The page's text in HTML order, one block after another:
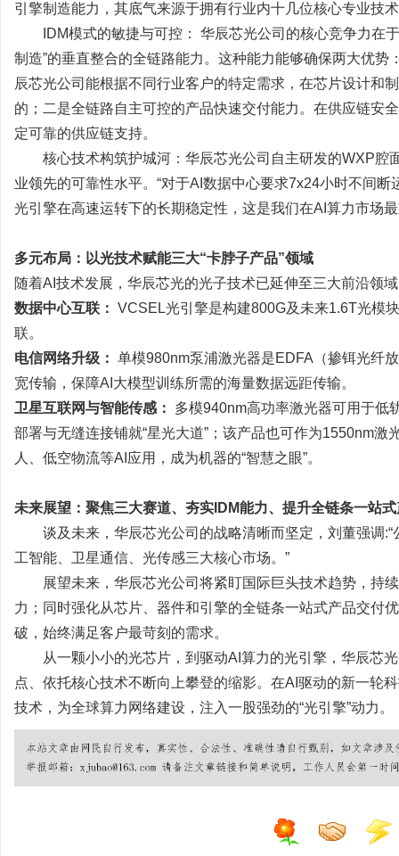
引擎制造能力，其底气来源于拥有行业内十几位核心专业技
IDM模式的敏捷与可控： 华辰芯光公司的核心竞争力在于
制造”的垂直整合的全链路能力。这种能力能够确保两大优
辰芯光公司能根据不同行业客户的特定需求，在芯片设计和
的；二是全链路自主可控的产品快速交付能力。在供应链安
定可靠的供应链支持。
核心技术构筑护城河：华辰芯光公司自主研发的WXP腔
业领先的可靠性水平。“对于AI数据中心要求7x24小时不间
光引擎在高速运转下的长期稳定性，这是我们在AI算力市场
多元布局：以光技术赋能三大“卡脖子产品”领域
随着AI技术发展，华辰芯光的光子技术已延伸至三大前沿领
数据中心互联： VCSEL光引擎是构建800G及未来1.6T光模
联。
电信网络升级： 单模980nm泵浦激光器是EDFA（掺铒光纤
宽传输，保障AI大模型训练所需的海量数据远距传输。
卫星互联网与智能传感：
多模940nm高功率激光器可用于低
部署与无缝连接铺就“星光大道”；该产品也可作为1550nm
人、低空物流等AI应用，成为机器的“智慧之眼”。
未来展望：聚焦三大赛道、夯实IDM能力、提升全链条一站
谈及未来，华辰芯光公司的战略清晰而坚定，刘董强调:“
工智能、卫星通信、光传感三大核心市场。”
展望未来，华辰芯光公司将紧盯国际巨头技术趋势，持
力；同时强化从芯片、器件和引擎的全链条一站式产品交付
破，始终满足客户最苛刻的需求。
从一颗小小的光芯片，到驱动AI算力的光引擎，华辰芯光
点、依托核心技术不断向上攀登的缩影。在AI驱动的新一轮
技术，为全球算力网络建设，注入一股强劲的“光引擎”动力。